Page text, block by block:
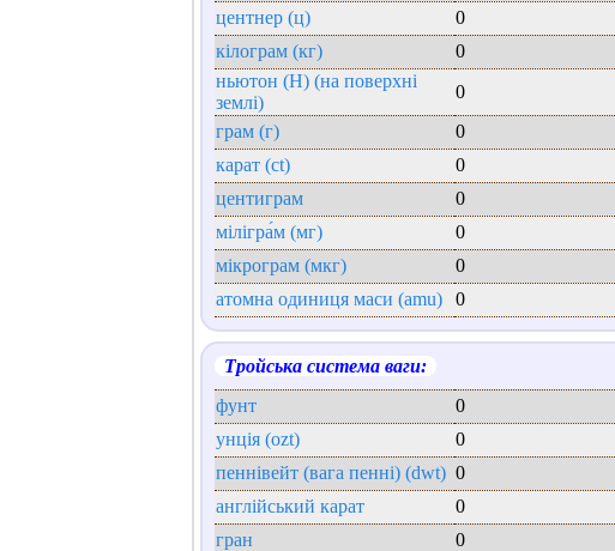
центнер (ц)
0
кілограм (кг)
0
ньютон (Н) (на поверхні
землі)
0
грам (г)
0
карат (ct)
0
центиграм
0
мілігра́м (мг)
0
мікрограм (мкг)
0
атомна одиниця маси (amu)
0
Тройська система ваги:
фунт
0
унція (ozt)
0
пеннівейт (вага пенні) (dwt) 0
англійський карат
0
гран
0